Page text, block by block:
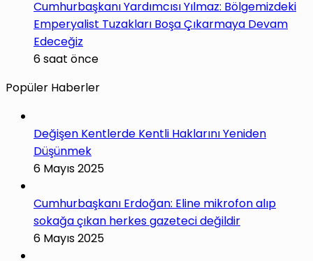
Cumhurbaşkanı Yardımcısı Yılmaz: Bölgemizdeki
Emperyalist Tuzakları Boşa Çıkarmaya Devam
Edeceğiz
6 saat önce
Popüler Haberler
Değişen Kentlerde Kentli Haklarını Yeniden
Düşünmek
6 Mayıs 2025
Cumhurbaşkanı Erdoğan: Eline mikrofon alıp
sokağa çıkan herkes gazeteci değildir
6 Mayıs 2025